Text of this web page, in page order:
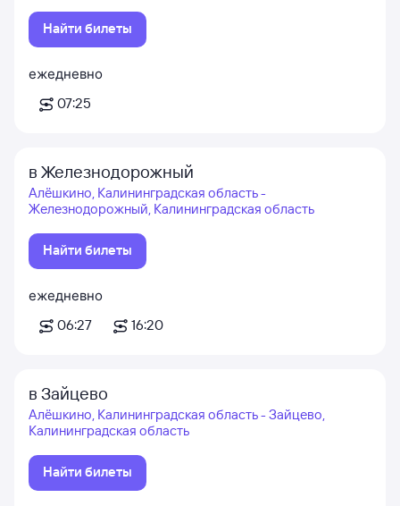
Найти билеты
ежедневно
07:25
в Железнодорожный
Алёшкино, Калининградская область -
Железнодорожный, Калининградская область
Найти билеты
ежедневно
06:27
16:20
в Зайцево
Алёшкино, Калининградская область - Зайцево,
Калининградская область
Найти билеты